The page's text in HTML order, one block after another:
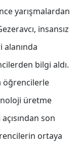
yarışmalardan
insansız
alanında
bilgi aldı.
öğrencilerle
üretme
son
ortaya